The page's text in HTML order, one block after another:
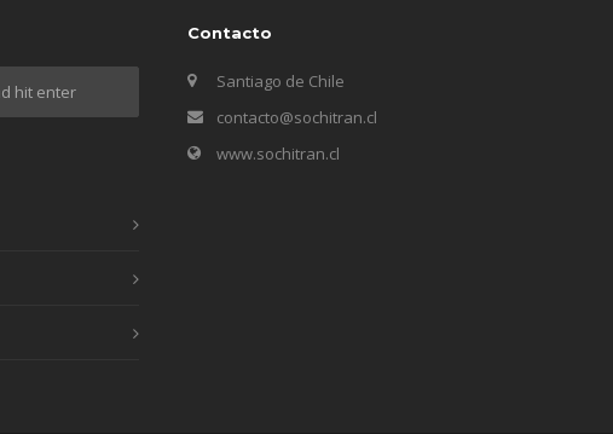
Contacto
Santiago de Chile
contacto@sochitran.cl
www.sochitran.cl